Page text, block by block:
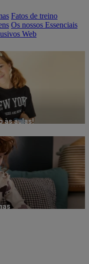
Fatos de treino
Os nossos Essenciais
Web
às aulas!